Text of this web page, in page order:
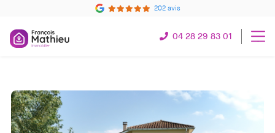
202 avis
04 28 29 83 01